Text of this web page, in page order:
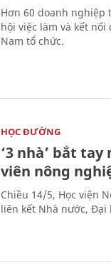
Hơn 60 doanh nghiệp
hội việc làm và kết
Nam tổ chức.
HỌC ĐƯỜNG
‘3 nhà’ bắt
viên nông
Chiều 14/5, Học viện
liên kết Nhà nước, Đại